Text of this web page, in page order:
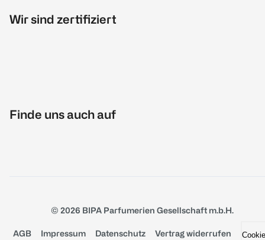
Wir sind zertifiziert
Finde uns auch auf
© 2026 BIPA Parfumerien Gesellschaft m.b.H.
AGB Impressum Datenschutz Vertrag widerrufen